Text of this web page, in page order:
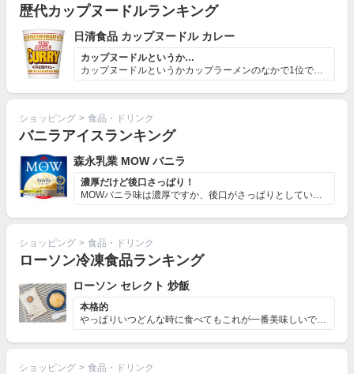
歴代カップヌードルランキング
日清食品 カップヌードル カレー
カップヌードルというか…
カップヌードルというかカップラーメンのなかで1位です。...
ショッピング > 食品・ドリンク
バニラアイスランキング
森永乳業 MOW バニラ
濃厚だけど後口さっぱり！
MOWバニラ味は濃厚ですか、後口がさっぱりとしていて食...
ショッピング > 食品・ドリンク
ローソン冷凍食品ランキング
ローソン セレクト 炒飯
本格的
やっぱりいつどんな時に食べてもこれが一番美味しいです！...
ショッピング > 食品・ドリンク